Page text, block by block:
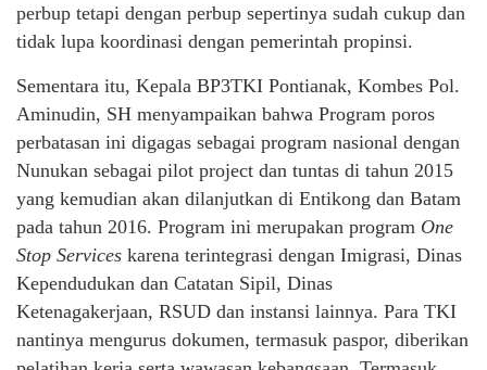
perbup tetapi dengan perbup sepertinya sudah cukup dan
tidak lupa koordinasi dengan pemerintah propinsi.
Sementara itu, Kepala BP3TKI Pontianak, Kombes Pol.
Aminudin, SH menyampaikan bahwa Program poros
perbatasan ini digagas sebagai program nasional dengan
Nunukan sebagai pilot project dan tuntas di tahun 2015
yang kemudian akan dilanjutkan di Entikong dan Batam
pada tahun 2016. Program ini merupakan program One
Stop Services karena terintegrasi dengan Imigrasi, Dinas
Kependudukan dan Catatan Sipil, Dinas
Ketenagakerjaan, RSUD dan instansi lainnya. Para TKI
nantinya mengurus dokumen, termasuk paspor, diberikan